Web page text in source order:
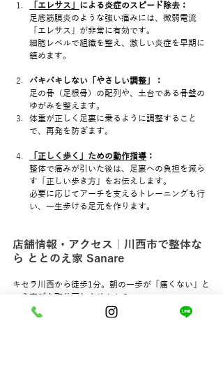
「エレサス」 による炎症のスピード除去：
足底筋膜炎のような強い痛みには、微弱電流
「エレサス」が非常に有効です。
細胞レベルで組織を整え、激しい炎症を早期に
鎮めます。
バキバキしない「やさしい調整」：
足の骨（足根骨）の配列や、土台である骨盤の
ゆがみを整えます。
体重が正しく足裏に乗るように調整すること
で、再発を防ぎます。
「正しく歩く」ための動作指導 ：
整体で痛みが引いた後は、足裏への負担を減ら
す「正しい歩き方」をお伝えします。
必要に応じてアーチを支えるトレーニングも行
い、一生歩ける足元を作ります。
店舗情報・アクセス｜川西市で整体な
ら ととのえ家 Sanare
キセラ川西から徒歩1分。朝の一歩が「痛くない」と
いう喜びを取り戻しませんか？
あなたの足の状態を細かく分析し、最適な解決策を